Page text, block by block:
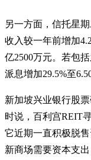
另一方面，信托星
收入较一年前增加
亿2500万元。若包
派息增加29.5%至
新加坡兴业银行股
时说，百利宫REIT
它近期一直积极脱
新商场需要资本支